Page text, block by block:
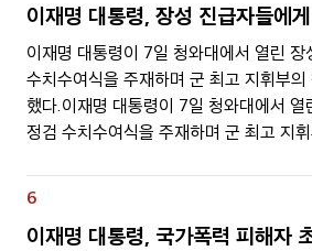
이재명 대통령, 장성 진급자들에
이재명 대통령이 7일 청와대에서 열린 장
수치수여식을 주재하며 군 최고 지휘부
했다.이재명 대통령이 7일 청와대에서
정검 수치수여식을 주재하며 군 최고 지
6
이재명 대통령, 국가폭력 피해자